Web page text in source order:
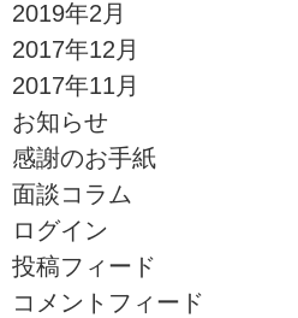
2019年2月
2017年12月
2017年11月
お知らせ
感謝のお手紙
面談コラム
ログイン
投稿フィード
コメントフィード